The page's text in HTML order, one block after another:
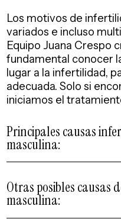
Los motivos de
variados e incluso
Equipo Juana Crespo
fundamental conocer
lugar a la infertilidad,
adecuada. Solo si
iniciamos el
Principales causas
masculina:
Otras posibles causas
masculina: